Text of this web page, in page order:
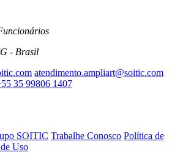
- Brasil
atendimento.ampliart@soitic.com
35 99806 1407
SOITIC Trabalhe Conosco Política de
Uso